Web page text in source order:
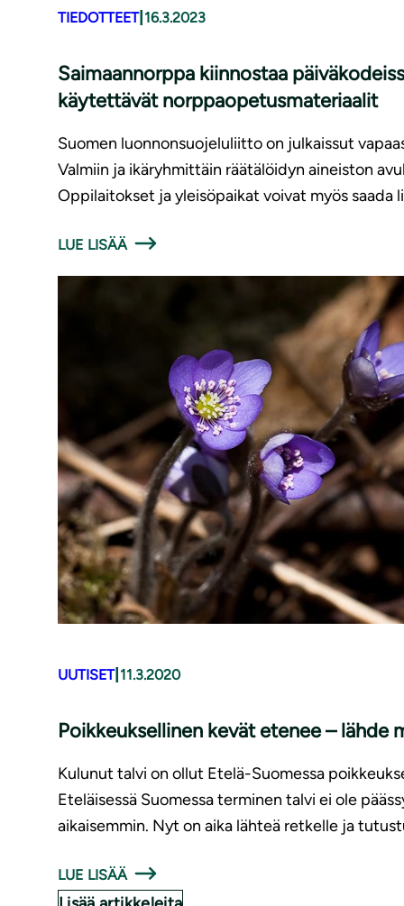
TIEDOTTEET| 16.3.2023
Saimaannorppa kiinnostaa
käytettävät norp­pao­pe­tus­ma­te­ri­aa­lit
Suomen luonnonsuojeluliitto on julkaissut
Valmiin ja ikäryhmittäin räätälöidyn aineiston
Oppilaitokset ja yleisöpaikat voivat myös
LUE LISÄÄ
UUTISET| 11.3.2020
Poikkeuksellinen kevät etenee – lähde
Kulunut talvi on ollut Etelä-Suomessa
Eteläisessä Suomessa terminen talvi ei ole
aikaisemmin. Nyt on aika lähteä retkelle ja
LUE LISÄÄ